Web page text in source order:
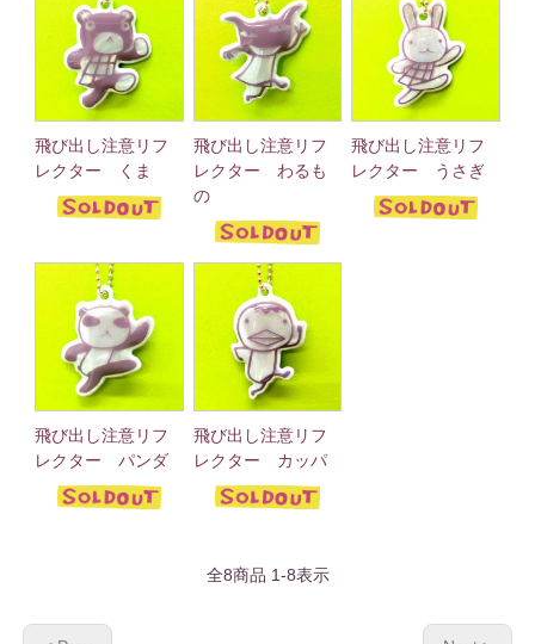
飛び出し注意リフ
レクター くま
飛び出し注意リフ
レクター わるも
の
飛び出し注意リフ
レクター うさぎ
飛び出し注意リフ
レクター パンダ
飛び出し注意リフ
レクター カッパ
全8商品 1-8表示